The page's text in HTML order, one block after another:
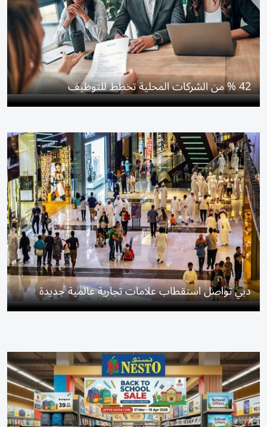
42 % من الشركات المحلية تخطط للتوظيف
دبي تواصل استقطاب علامات تجارية عالمية جديدة